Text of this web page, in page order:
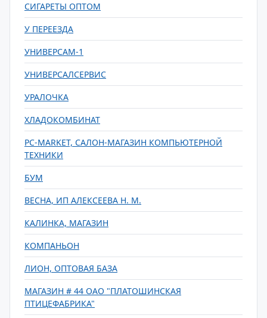
СИГАРЕТЫ ОПТОМ
У ПЕРЕЕЗДА
УНИВЕРСАМ-1
УНИВЕРСАЛСЕРВИС
УРАЛОЧКА
ХЛАДОКОМБИНАТ
PC-MARKET, САЛОН-МАГАЗИН КОМПЬЮТЕРНОЙ
ТЕХНИКИ
БУМ
ВЕСНА, ИП АЛЕКСЕЕВА Н. М.
КАЛИНКА, МАГАЗИН
КОМПАНЬОН
ЛИОН, ОПТОВАЯ БАЗА
МАГАЗИН # 44 ОАО "ПЛАТОШИНСКАЯ
ПТИЦЕФАБРИКА"